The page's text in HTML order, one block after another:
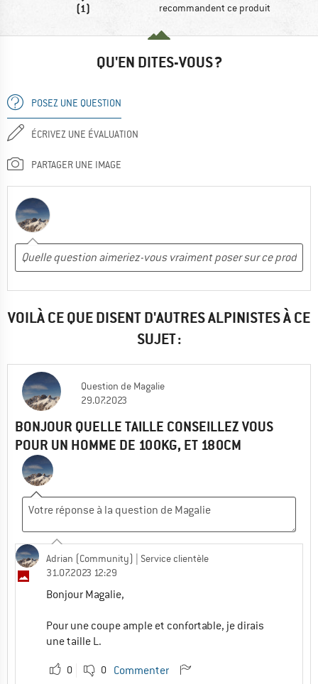
(1) recommandent ce produit
QU'EN DITES-VOUS ?
POSEZ UNE QUESTION
ÉCRIVEZ UNE ÉVALUATION
PARTAGER UNE IMAGE
VOILÀ CE QUE DISENT D'AUTRES ALPINISTES À CE
SUJET :
Question de Magalie
29.07.2023
BONJOUR QUELLE TAILLE CONSEILLEZ VOUS
POUR UN HOMME DE 100KG, ET 180CM
Adrian (Community)
| Service clientèle
31.07.2023 12:29
Bonjour Magalie,
Pour une coupe ample et confortable, je dirais
une taille L.
0 0 Commenter